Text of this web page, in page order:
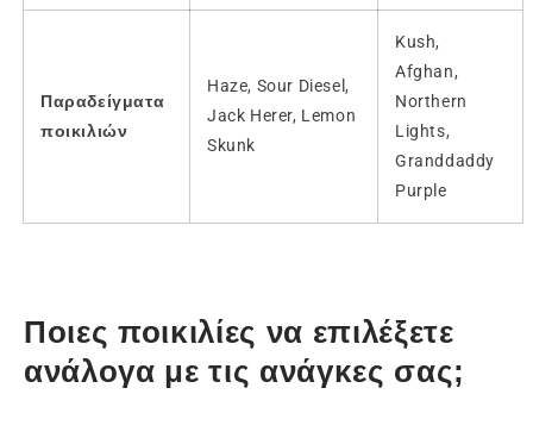
Παραδείγματα
ποικιλιών
Haze, Sour Diesel,
Jack Herer, Lemon
Skunk
Kush,
Afghan,
Northern
Lights,
Granddaddy
Purple
Ποιες ποικιλίες να επιλέξετε
ανάλογα με τις ανάγκες σας;